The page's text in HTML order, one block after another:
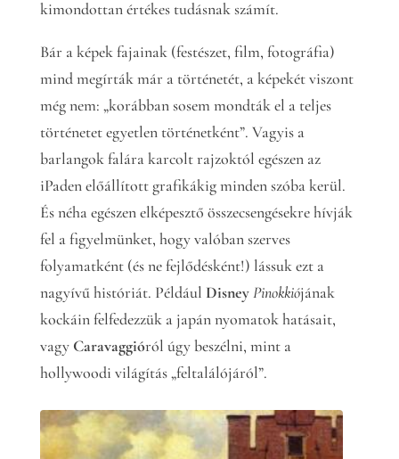
kimondottan értékes tudásnak számít.
Bár a képek fajainak (festészet, film, fotográfia)
mind megírták már a történetét, a képekét viszont
még nem: „korábban sosem mondták el a teljes
történetet egyetlen történetként”. Vagyis a
barlangok falára karcolt rajzoktól egészen az
iPaden előállított grafikákig minden szóba kerül.
És néha egészen elképesztő összecsengésekre hívják
fel a figyelmünket, hogy valóban szerves
folyamatként (és ne fejlődésként!) lássuk ezt a
nagyívű históriát. Például DisneyPinokkiójának
kockáin felfedezzük a japán nyomatok hatásait,
vagy Caravaggióról úgy beszélni, mint a
hollywoodi világítás „feltalálójáról”.